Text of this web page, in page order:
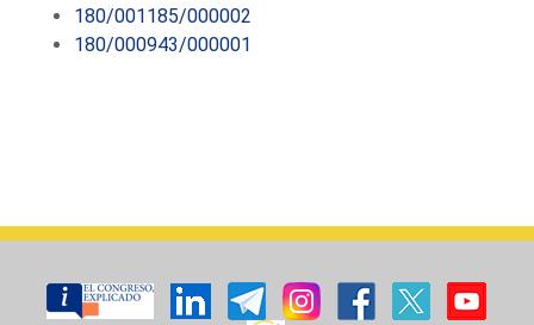
180/001185/000002
180/000943/000001